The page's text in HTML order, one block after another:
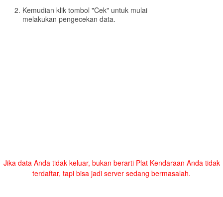
Kemudian klik tombol "Cek" untuk mulai
melakukan pengecekan data.
Jika data Anda tidak keluar, bukan berarti Plat Kendaraan Anda tidak
terdaftar, tapi bisa jadi server sedang bermasalah.